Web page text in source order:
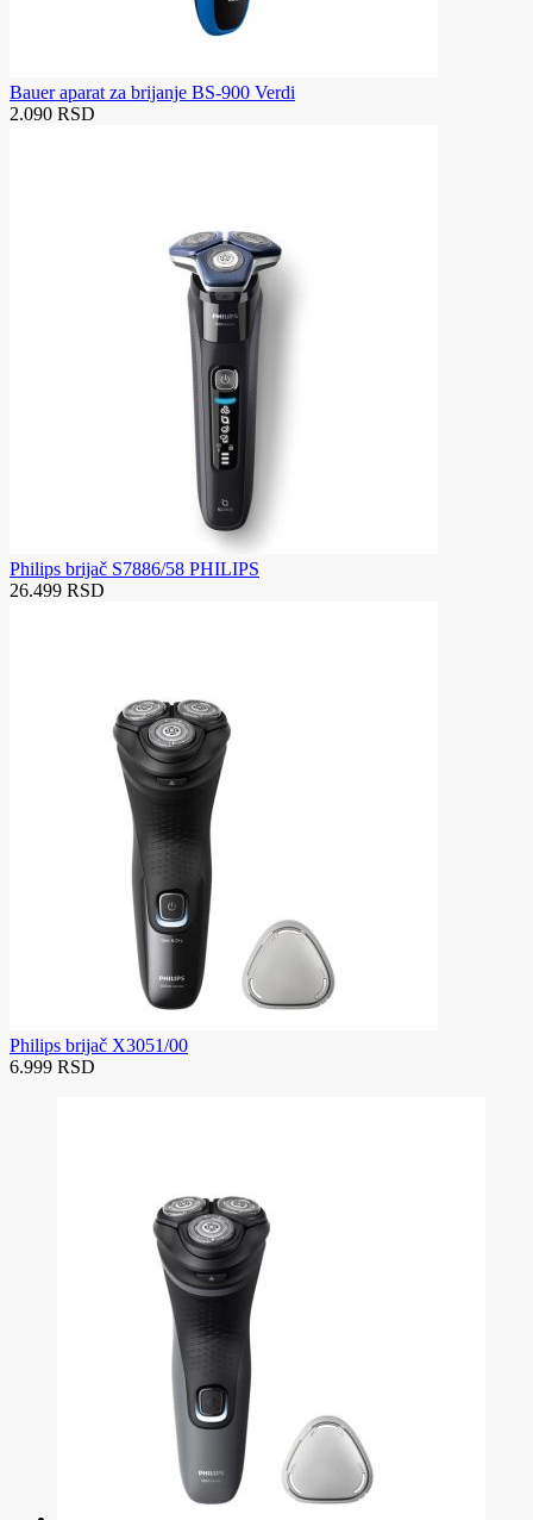
Bauer aparat za brijanje BS-900 Verdi
2.090 RSD
Philips brijač S7886/58 PHILIPS
26.499 RSD
Philips brijač X3051/00
6.999 RSD